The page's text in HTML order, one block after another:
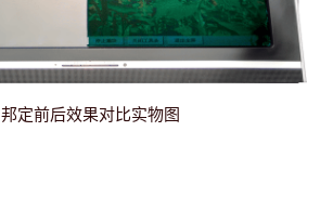
邦定前后效果对比实物图